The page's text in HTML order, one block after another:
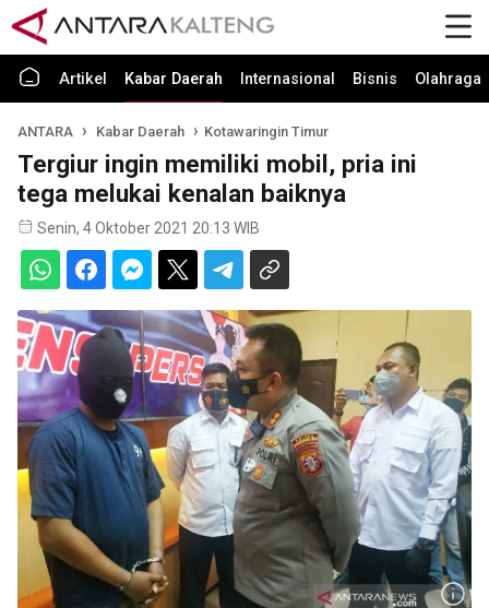
Artikel Kabar Daerah Internasional Bisnis Olahraga
ANTARA Kabar Daerah Kotawaringin Timur
Tergiur ingin memiliki mobil, pria ini
tega melukai kenalan baiknya
Senin, 4 Oktober 2021 20:13 WIB